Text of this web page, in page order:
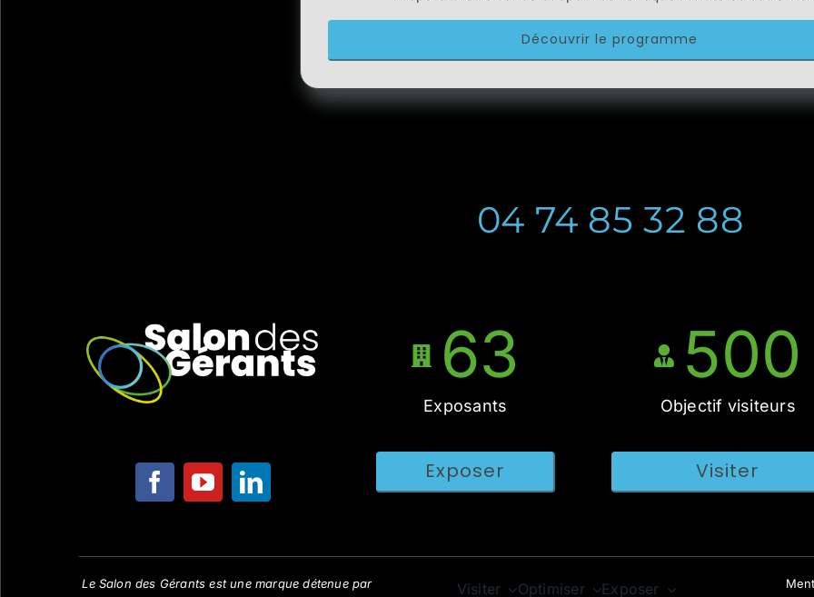
Découvrir le programme
04 74 85 32 88
63
Exposants
Exposer
500
Objectif visiteurs
Visiter
Le Salon des Gérants est une marque détenue par
Visiter Optimiser Exposer